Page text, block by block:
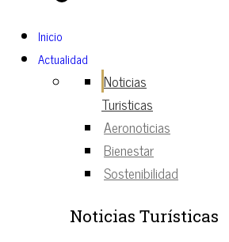
Inicio
Actualidad
Noticias
Turisticas
Aeronoticias
Bienestar
Sostenibilidad
Noticias Turísticas